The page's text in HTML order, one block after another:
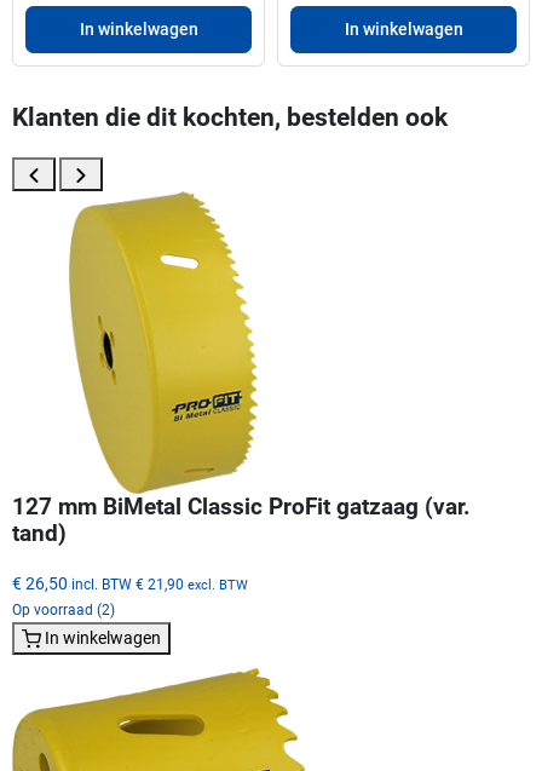
In winkelwagen In winkelwagen
Klanten die dit kochten, bestelden ook
127 mm BiMetal Classic ProFit gatzaag (var.
tand)
€ 26,50 incl. BTW € 21,90 excl. BTW
Op voorraad (2)
In winkelwagen